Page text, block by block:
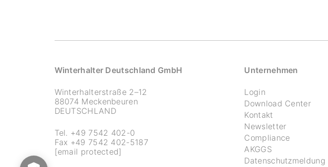
Winterhalter Deutschland GmbH
Winterhalterstraße 2–12
88074 Meckenbeuren
DEUTSCHLAND
Tel. +49 7542 402-0
Fax +49 7542 402-5187
[email protected]
Unternehmen
Login
Download Center
Kontakt
Newsletter
Compliance
AKGGS
Datenschutzmeldung